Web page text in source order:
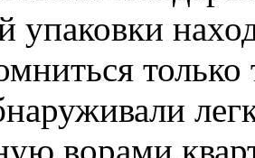
упаковки
только
ворами